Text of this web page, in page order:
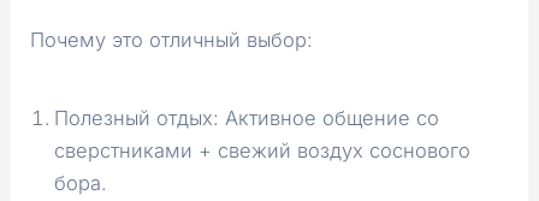
Почему это отличный выбор:
Полезный отдых: Активное общение со
сверстниками + свежий воздух соснового
бора.